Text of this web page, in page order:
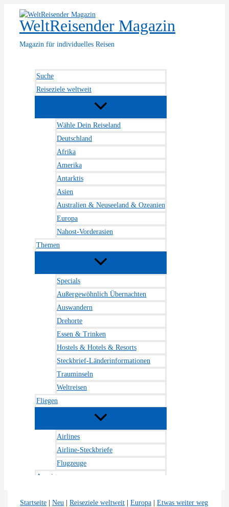
Inhalt
springenWeltReisender Magazin
Magazin für individuelles Reisen
Suche
Reiseziele weltweit
Wähle Dein Reiseland
Deutschland
Afrika
Amerika
Antarktis
Asien
Australien & Neuseeland & Ozeanien
Europa
Nahost-Vorderasien
Themen
Specials
Außergewöhnlich Übernachten
Auswandern
Drehorte
Essen & Trinken
Hostels & Hotels & Resorts
Steckbrief-Länderinformationen
Trauminseln
Weltreisen
Fliegen
Airlines
Airline-Steckbriefe
Flugzeuge
Anzeigen
Startseite |Neu |Reiseziele weltweit |Europa |Etwas weiter weg